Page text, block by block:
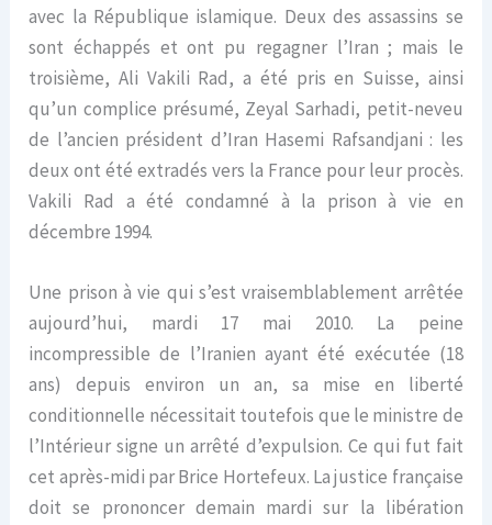
avec la République islamique. Deux des assassins se
sont échappés et ont pu regagner l’Iran ; mais le
troisième, Ali Vakili Rad, a été pris en Suisse, ainsi
qu’un complice présumé, Zeyal Sarhadi, petit-neveu
de l’ancien président d’Iran Hasemi Rafsandjani : les
deux ont été extradés vers la France pour leur procès.
Vakili Rad a été condamné à la prison à vie en
décembre 1994.
Une prison à vie qui s’est vraisemblablement arrêtée
aujourd’hui, mardi 17 mai 2010. La peine
incompressible de l’Iranien ayant été exécutée (18
ans) depuis environ un an, sa mise en liberté
conditionnelle nécessitait toutefois que le ministre de
l’Intérieur signe un arrêté d’expulsion. Ce qui fut fait
cet après-midi par Brice Hortefeux. La justice française
doit se prononcer demain mardi sur la libération